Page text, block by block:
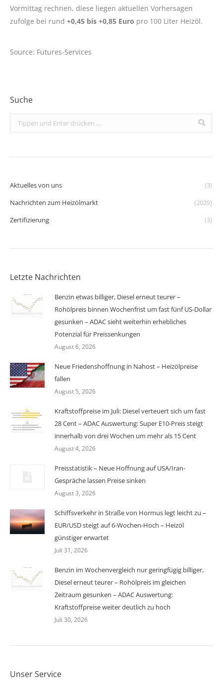
Vormittag rechnen, diese liegen aktuellen Vorhersagen
zufolge bei rund +0,45 bis +0,85 Euro pro 100 Liter Heizöl.
Source: Futures-Services
Suche
Search:
Aktuelles von uns
(3)
Nachrichten zum Heizölmarkt
(2029)
Zertifizierung
(3)
Letzte Nachrichten
Benzin etwas billiger, Diesel erneut teurer –
Rohölpreis binnen Wochenfrist um fast fünf US-Dollar
gesunken – ADAC sieht weiterhin erhebliches
Potenzial für Preissenkungen
August 6, 2026
Neue Friedenshoffnung in Nahost – Heizölpreise
fallen
August 5, 2026
Kraftstoffpreise im Juli: Diesel verteuert sich um fast
28 Cent – ADAC Auswertung: Super E10-Preis steigt
innerhalb von drei Wochen um mehr als 15 Cent
August 4, 2026
Preisstatistik – Neue Hoffnung auf USA/Iran-
Gespräche lassen Preise sinken
August 3, 2026
Schiffsverkehr in Straße von Hormus legt leicht zu –
EUR/USD steigt auf 6-Wochen-Hoch – Heizöl
günstiger erwartet
Juli 31, 2026
Benzin im Wochenvergleich nur geringfügig billiger,
Diesel erneut teurer – Rohölpreis im gleichen
Zeitraum gesunken – ADAC Auswertung:
Kraftstoffpreise weiter deutlich zu hoch
Juli 30, 2026
Unser Service